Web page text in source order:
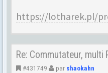
https://lotharek.pl/
Re: Commutateur, multi
#431749 par shaokahn